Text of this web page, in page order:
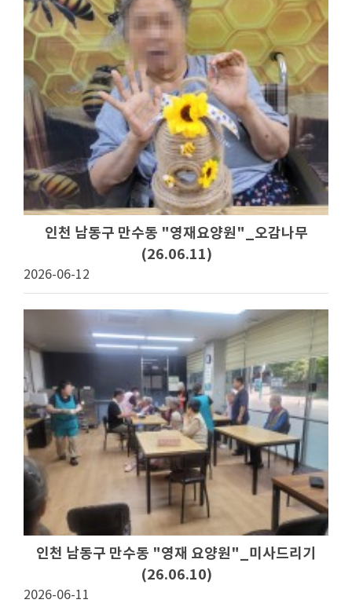
인천 남동구 만수동 "영재요양원"_오감나무
(26.06.11)
2026-06-12
인천 남동구 만수동 "영재 요양원"_미사드리기
(26.06.10)
2026-06-11